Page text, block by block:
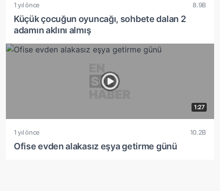
1 yıl önce 8.9B
Küçük çocuğun oyuncağı, sohbete dalan 2
adamın aklını almış
1:27
1 yıl önce 10.2B
Ofise evden alakasız eşya getirme günü